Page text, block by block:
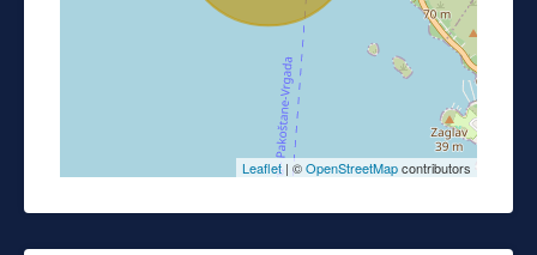
Leaflet| ©OpenStreetMapcontributors